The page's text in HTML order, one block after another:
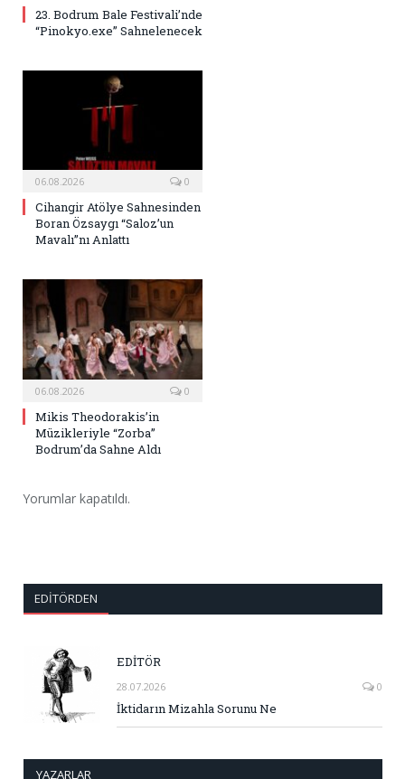
23. Bodrum Bale Festivali’nde
“Pinokyo.exe” Sahnelenecek
06.08.2026 0
Cihangir Atölye Sahnesinden
Boran Özsaygı “Saloz’un
Mavalı”nı Anlattı
06.08.2026 0
Mikis Theodorakis’in
Müzikleriyle “Zorba”
Bodrum’da Sahne Aldı
Yorumlar kapatıldı.
EDITÖRDEN
EDİTÖR
28.07.2026 0
İktidarın Mizahla Sorunu Ne
YAZARLAR